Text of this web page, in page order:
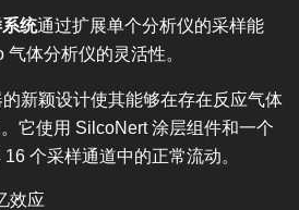
统通过扩展单个分析仪的采样能
体分析仪的灵活性。
新颖设计使其能够在存在反应气体
它使用 SilcoNert 涂层组件和一个
个采样通道中的正常流动。
效应